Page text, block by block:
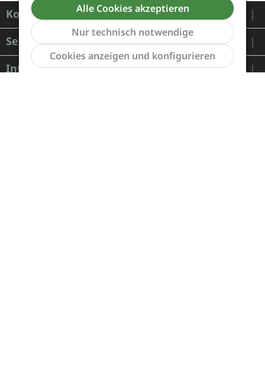
Kontakt
Service
Informationen
Alle Cookies akzeptieren
Nur technisch notwendige
Cookies anzeigen und konfigurieren